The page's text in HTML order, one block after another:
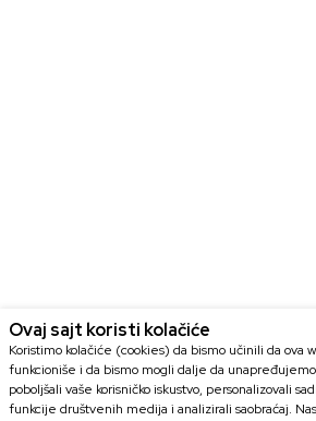
Ovaj sajt koristi kolačiće
Koristimo kolačiće (cookies) da bismo učinili da ova
funkcioniše i da bismo mogli dalje da
poboljšali vaše korisničko iskustvo, personalizovali
funkcije društvenih medija i analizirali saobraćaj.